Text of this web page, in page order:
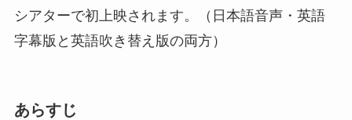
シアターで初上映されます。（日本語音声・英語
字幕版と英語吹き替え版の両方）
あらすじ